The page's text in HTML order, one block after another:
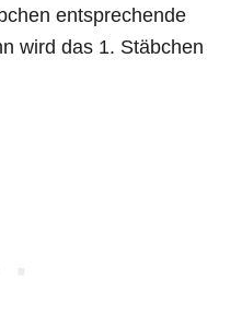
entsprechende
wird das 1. Stäbchen